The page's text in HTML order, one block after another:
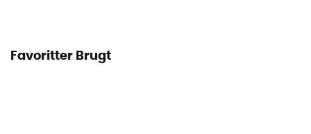
Favoritter Brugt